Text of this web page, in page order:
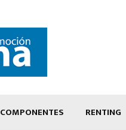
COMPONENTES RENTING